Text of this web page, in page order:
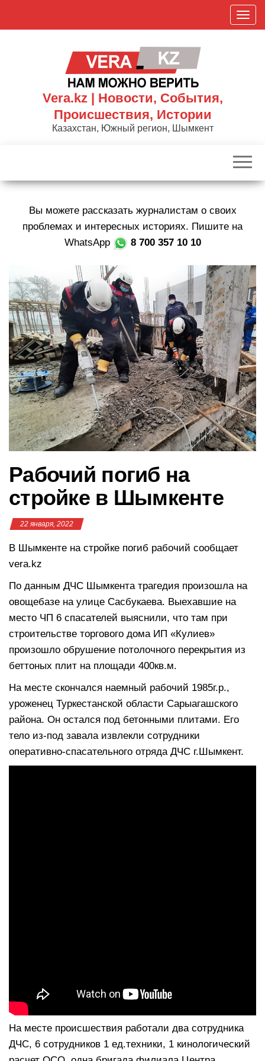
П
о
к
р
в
и
г
а
ц
и
ю
Vera.kz | Новости, События,
Происшествия, Истории
Казахстан, Южный регион, Шымкент
Вы можете рассказать журналистам о своих
проблемах и интересных историях. Пишите на
WhatsApp
8 700 357 10 10
Рабочий погиб на
стройке в Шымкенте
22 января, 2022
В Шымкенте на стройке погиб рабочий сообщает
vera.kz
По данным ДЧС Шымкента трагедия произошла на
овощебазе на улице Сасбукаева. Выехавшие на
место ЧП 6 спасателей выяснили, что там при
строительстве торгового дома ИП «Кулиев»
произошло обрушение потолочного перекрытия из
беттоных плит на площади 400кв.м.
На месте скончался наемный рабочий 1985г.р.,
уроженец Туркестанской области Сарыагашского
района. Он остался под бетонными плитами. Его
тело из-под завала извлекли сотрудники
оперативно-спасательного отряда ДЧС г.Шымкент.
На месте происшествия работали два сотрудника
ДЧС, 6 сотрудников 1 ед.техники, 1 кинологический